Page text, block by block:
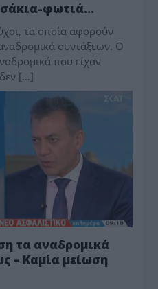
φωτιά…
τα οποία αφορούν
συντάξεων. Ο
που είχαν
[…]
τα αναδρομικά
– Καμία μείωση